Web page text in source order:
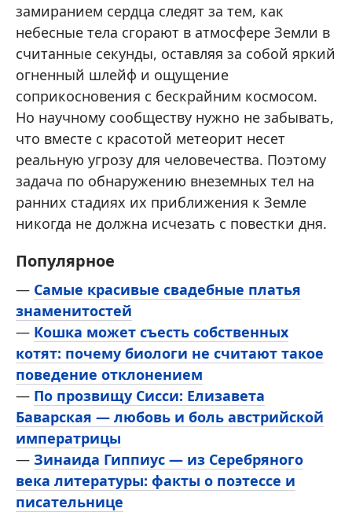
замиранием сердца следят за тем, как
небесные тела сгорают в атмосфере Земли в
считанные секунды, оставляя за собой яркий
огненный шлейф и ощущение
соприкосновения с бескрайним космосом.
Но научному сообществу нужно не забывать,
что вместе с красотой метеорит несет
реальную угрозу для человечества. Поэтому
задача по обнаружению внеземных тел на
ранних стадиях их приближения к Земле
никогда не должна исчезать с повестки дня.
Популярное
— Самые красивые свадебные платья
знаменитостей
— Кошка может съесть собственных
котят: почему биологи не считают такое
поведение отклонением
— По прозвищу Сисси: Елизавета
Баварская — любовь и боль австрийской
императрицы
— Зинаида Гиппиус — из Серебряного
века литературы: факты о поэтессе и
писательнице